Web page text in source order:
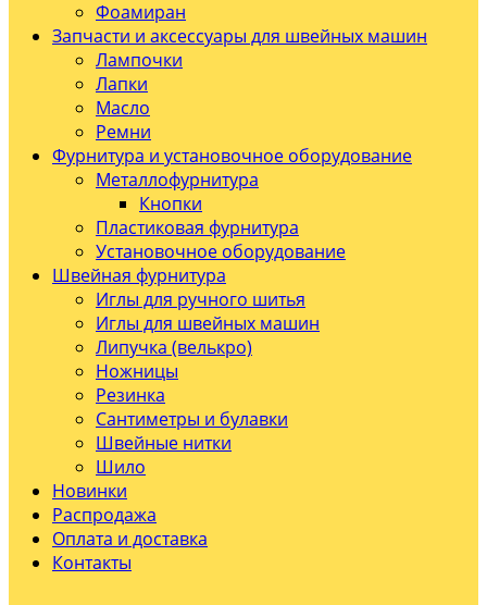
Фоамиран
Запчасти и аксессуары для швейных машин
Лампочки
Лапки
Масло
Ремни
Фурнитура и установочное оборудование
Металлофурнитура
Кнопки
Пластиковая фурнитура
Установочное оборудование
Швейная фурнитура
Иглы для ручного шитья
Иглы для швейных машин
Липучка (велькро)
Ножницы
Резинка
Сантиметры и булавки
Швейные нитки
Шило
Новинки
Распродажа
Оплата и доставка
Контакты